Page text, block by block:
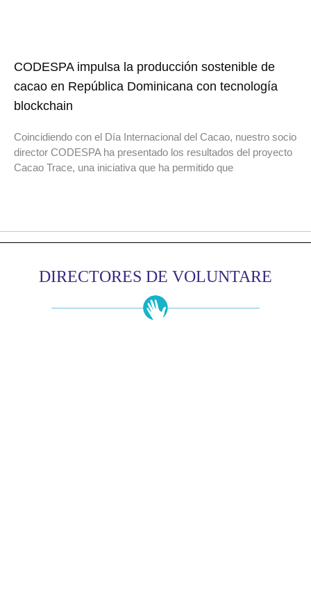
CODESPA impulsa la producción sostenible de
cacao en República Dominicana con tecnología
blockchain
Coincidiendo con el Día Internacional del Cacao, nuestro socio
director CODESPA ha presentado los resultados del proyecto
Cacao Trace, una iniciativa que ha permitido que
DIRECTORES DE VOLUNTARE